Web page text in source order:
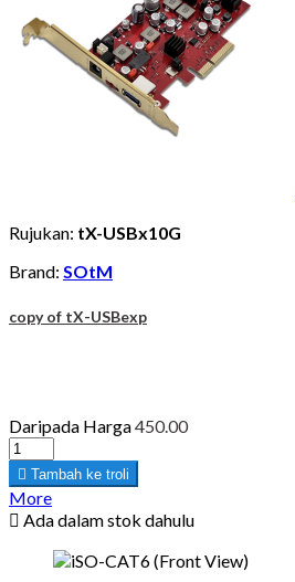
Rujukan: tX-USBx10G
Brand: SOtM
copy of tX-USBexp
Daripada Harga450.00
 Tambah ke troli
More
 Ada dalam stok dahulu